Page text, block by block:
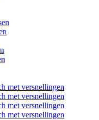
met versnellingen
met versnellingen
met versnellingen
met versnellingen